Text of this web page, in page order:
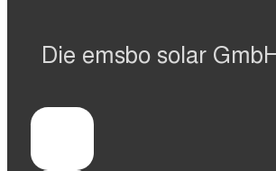
Die emsbo solar